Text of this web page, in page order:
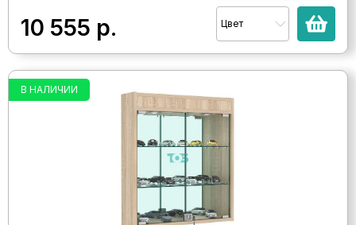
10 555 р. Цвет
В НАЛИЧИИ